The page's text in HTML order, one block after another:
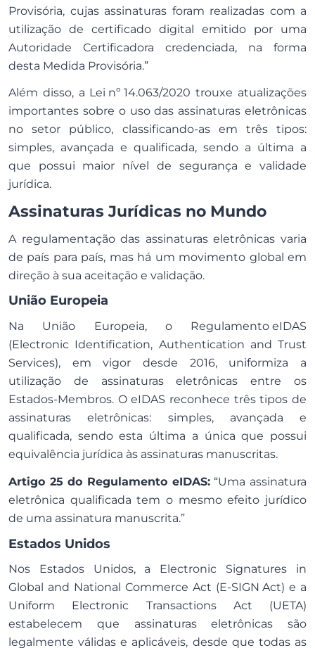
Provisória, cujas assinaturas foram realizadas com a
utilização de certificado digital emitido por uma
Autoridade Certificadora credenciada, na forma
desta Medida Provisória.”
Além disso, a Lei nº 14.063/2020 trouxe atualizações
importantes sobre o uso das assinaturas eletrônicas
no setor público, classificando-as em três tipos:
simples, avançada e qualificada, sendo a última a
que possui maior nível de segurança e validade
jurídica.
Assinaturas Jurídicas no Mundo
A regulamentação das assinaturas eletrônicas varia
de país para país, mas há um movimento global em
direção à sua aceitação e validação.
União Europeia
Na União Europeia, o Regulamento eIDAS
(Electronic Identification, Authentication and Trust
Services), em vigor desde 2016, uniformiza a
utilização de assinaturas eletrônicas entre os
Estados-Membros. O eIDAS reconhece três tipos de
assinaturas eletrônicas: simples, avançada e
qualificada, sendo esta última a única que possui
equivalência jurídica às assinaturas manuscritas.
Artigo 25 do Regulamento eIDAS:“Uma assinatura
eletrônica qualificada tem o mesmo efeito jurídico
de uma assinatura manuscrita.”
Estados Unidos
Nos Estados Unidos, a Electronic Signatures in
Global and National Commerce Act (E-SIGN Act) e a
Uniform Electronic Transactions Act (UETA)
estabelecem que assinaturas eletrônicas são
legalmente válidas e aplicáveis, desde que todas as